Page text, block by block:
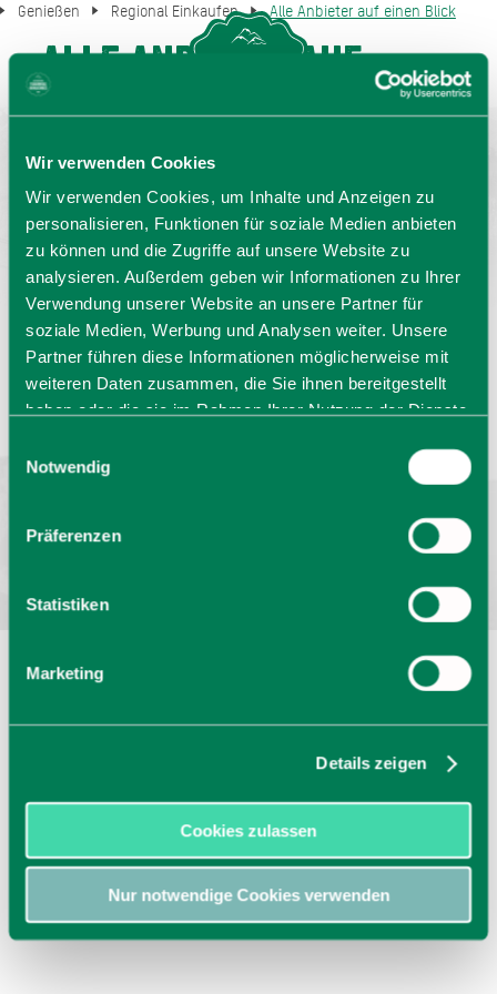
Wir verwenden Cookies
Wir verwenden Cookies, um Inhalte und Anzeigen zu
personalisieren, Funktionen für soziale Medien anbieten
zu können und die Zugriffe auf unsere Website zu
analysieren. Außerdem geben wir Informationen zu Ihrer
Verwendung unserer Website an unsere Partner für
soziale Medien, Werbung und Analysen weiter. Unsere
Partner führen diese Informationen möglicherweise mit
weiteren Daten zusammen, die Sie ihnen bereitgestellt
haben oder die sie im Rahmen Ihrer Nutzung der Dienste
Cookies, wenn Sie unsere Webseite weiterhin nutzen.
Notwendig
Präferenzen
Statistiken
Marketing
Details zeigen
Cookies zulassen
Nur notwendige Cookies verwenden
Genießen Regional Einkaufen Alle Anbieter auf einen Blick
Alle Anbieter auf
einen Blick
Sprache wählen:DE EN IT
GASTGEBERSUCHE